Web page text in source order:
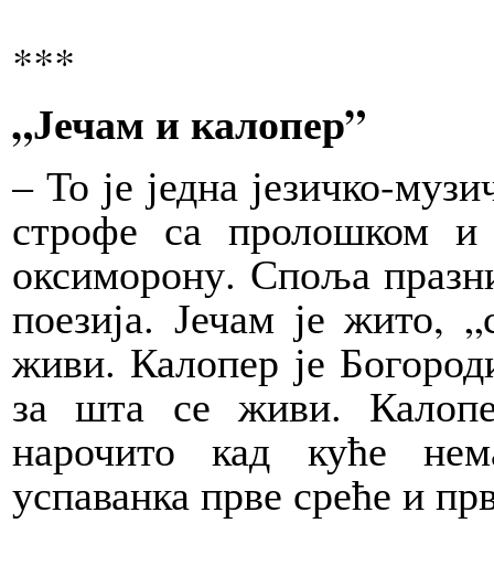
***
„Јечам и калопер”
– То је једна језичко-
строфе са пролошком
оксиморону. Споља
поезија. Јечам је жито,
живи. Калопер је
за шта се живи.
нарочито кад куће
успаванка прве среће и